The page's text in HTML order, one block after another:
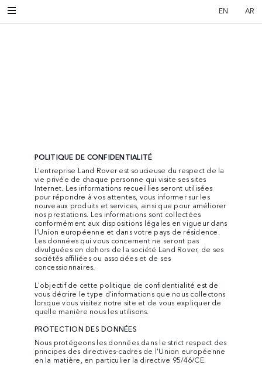
EN AR
POLITIQUE DE CONFIDENTIALITÉ
L'entreprise Land Rover est soucieuse du respect de la
vie privée de chaque personne qui visite ses sites
Internet. Les informations recueillies seront utilisées
pour répondre à vos attentes, vous informer sur les
nouveaux produits et services, ainsi que pour améliorer
nos prestations. Les informations sont collectées
conformément aux dispositions légales en vigueur dans
l'Union européenne et dans votre pays de résidence.
Les données qui vous concernent ne seront pas
divulguées en dehors de la société Land Rover, de ses
sociétés affiliées ou associées et de ses
concessionnaires.
L'objectif de cette politique de confidentialité est de
vous décrire le type d'informations que nous collectons
lorsque vous visitez notre site et de vous expliquer de
quelle manière nous les utilisons.
PROTECTION DES DONNÉES
Nous protégeons les données dans le strict respect des
principes des directives-cadres de l'Union européenne
en la matière, en particulier la directive 95/46/CE.